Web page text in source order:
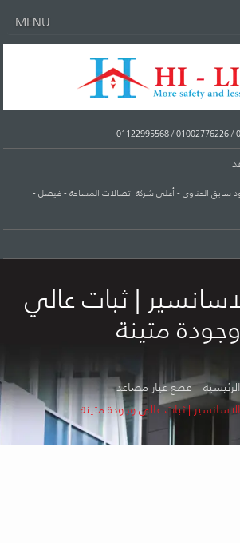
MENU
/
01002776226
/
01122995568
الحناوى - أعلى شركة اتصالات المساحة - فيصل -
| ثبات عالي
وجودة متينة
الرئيسية قطع غيار مصاعد
| ثبات عالي وجودة متينة